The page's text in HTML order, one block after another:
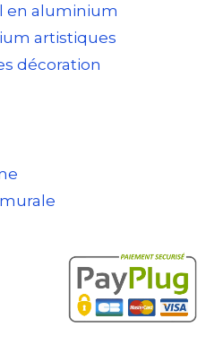
en aluminium
artistiques
décoration